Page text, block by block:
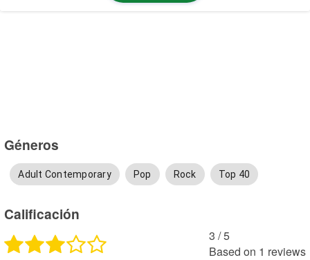
Géneros
Adult Contemporary Pop Rock Top 40
Calificación
3 /5
Based on 1 reviews